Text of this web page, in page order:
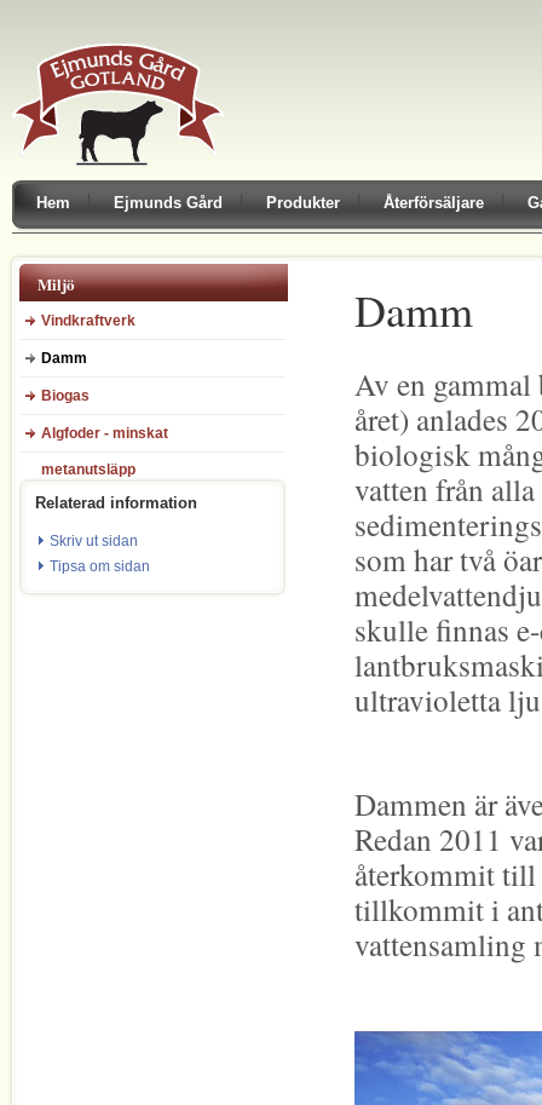
Hem Ejmunds Gård Produkter Återförsäljare
Miljö
Vindkraftverk
Damm
Biogas
Algfoder - minskat
metanutsläpp
Relaterad information
Skriv ut sidan
Tipsa om sidan
Damm
Av en gammal
året) anlades
biologisk
vatten från
som har två
skulle finnas
ultravioletta
Dammen är
Redan 2011
återkommit till
tillkommit i
vattensamling